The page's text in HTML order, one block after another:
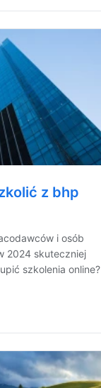
z bhp
i osób
2024 skuteczniej
szkolenia online?